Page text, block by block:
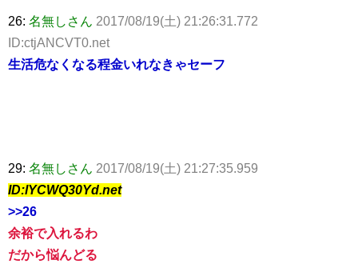
26: 名無しさん 2017/08/19(土) 21:26:31.772
ID:ctjANCVT0.net
生活危なくなる程金いれなきゃセーフ
29: 名無しさん 2017/08/19(土) 21:27:35.959
ID:lYCWQ30Yd.net
>>26
余裕で入れるわ
だから悩んどる